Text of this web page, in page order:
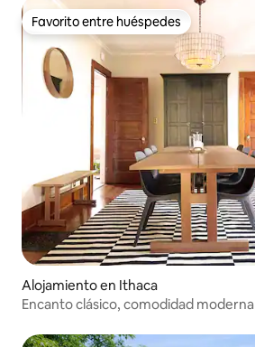
Favorito entre huéspedes
Favorito entre huéspedes
Alojamiento en Ithaca
Encanto clásico, comodidad moderna